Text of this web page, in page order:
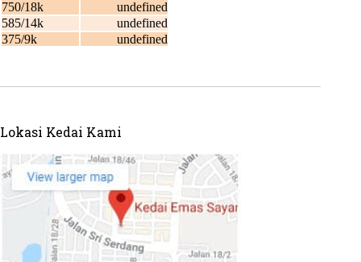
Lokasi Kedai Kami